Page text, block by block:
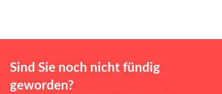
Sind Sie noch nicht fündig
geworden?